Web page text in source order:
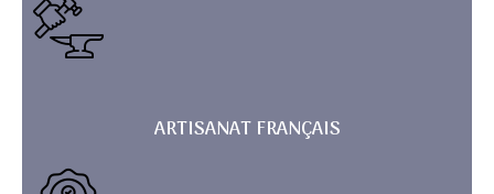
ARTISANAT FRANÇAIS